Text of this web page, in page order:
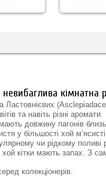
1-2 см.
внутрішня
кімнатна
Ластовнієвих
та навіть різні
довжину пагонів
у більшості хой
чи рідкому поливі
хой кітки мають запах. З
колекціонерів.